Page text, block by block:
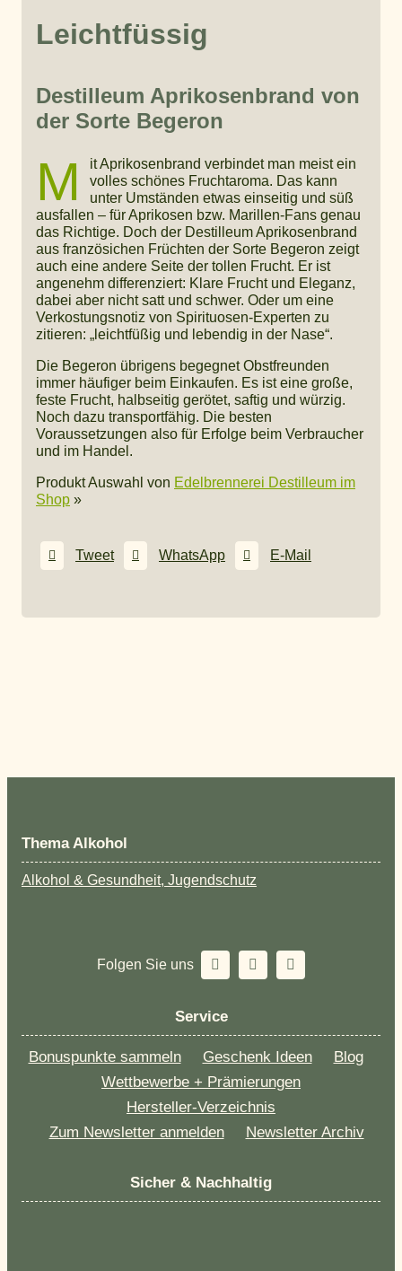
Leichtfüssig
Destilleum Aprikosenbrand von
der Sorte Begeron
M
it Aprikosenbrand verbindet man meist ein
volles schönes Fruchtaroma. Das kann
unter Umständen etwas einseitig und süß
ausfallen – für Aprikosen bzw. Marillen-Fans genau
das Richtige. Doch der Destilleum Aprikosenbrand
aus französichen Früchten der Sorte Begeron zeigt
auch eine andere Seite der tollen Frucht. Er ist
angenehm differenziert: Klare Frucht und Eleganz,
dabei aber nicht satt und schwer. Oder um eine
Verkostungsnotiz von Spirituosen-Experten zu
zitieren: „leichtfüßig und lebendig in der Nase“.
Die Begeron übrigens begegnet Obstfreunden
immer häufiger beim Einkaufen. Es ist eine große,
feste Frucht, halbseitig gerötet, saftig und würzig.
Noch dazu transportfähig. Die besten
Voraussetzungen also für Erfolge beim Verbraucher
und im Handel.
Produkt Auswahl von Edelbrennerei Destilleum im
Shop »
Tweet WhatsApp E-Mail
Thema Alkohol
Alkohol & Gesundheit, Jugendschutz
Folgen Sie uns
Service
Bonuspunkte sammeln Geschenk Ideen
Blog
Wettbewerbe + Prämierungen
Hersteller-Verzeichnis
Zum Newsletter anmelden
Newsletter Archiv
Sicher & Nachhaltig